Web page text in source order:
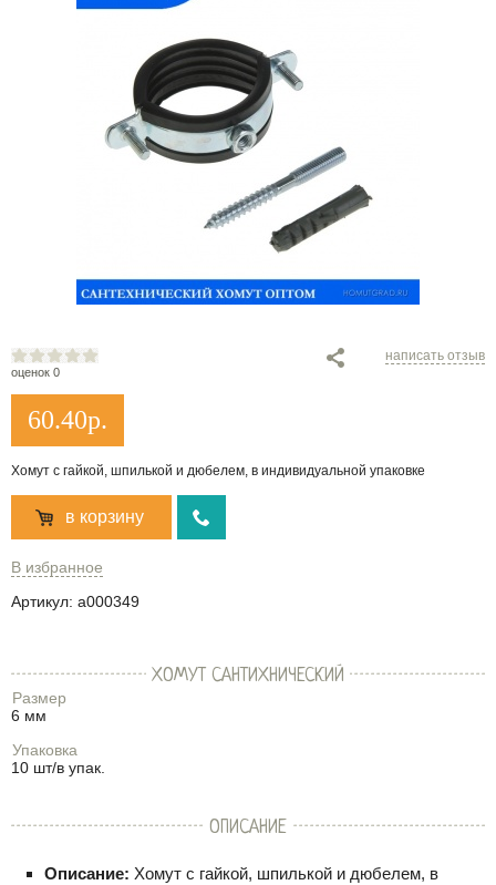
оценок 0
написать отзыв
60.40р.
Хомут с гайкой, шпилькой и дюбелем, в индивидуальной упаковке
в корзину
В избранное
Артикул: a000349
ХОМУТ САНТИХНИЧЕСКИЙ
Размер
6 мм
Упаковка
10 шт/в упак.
ОПИСАНИЕ
Описание: Хомут с гайкой, шпилькой и дюбелем, в